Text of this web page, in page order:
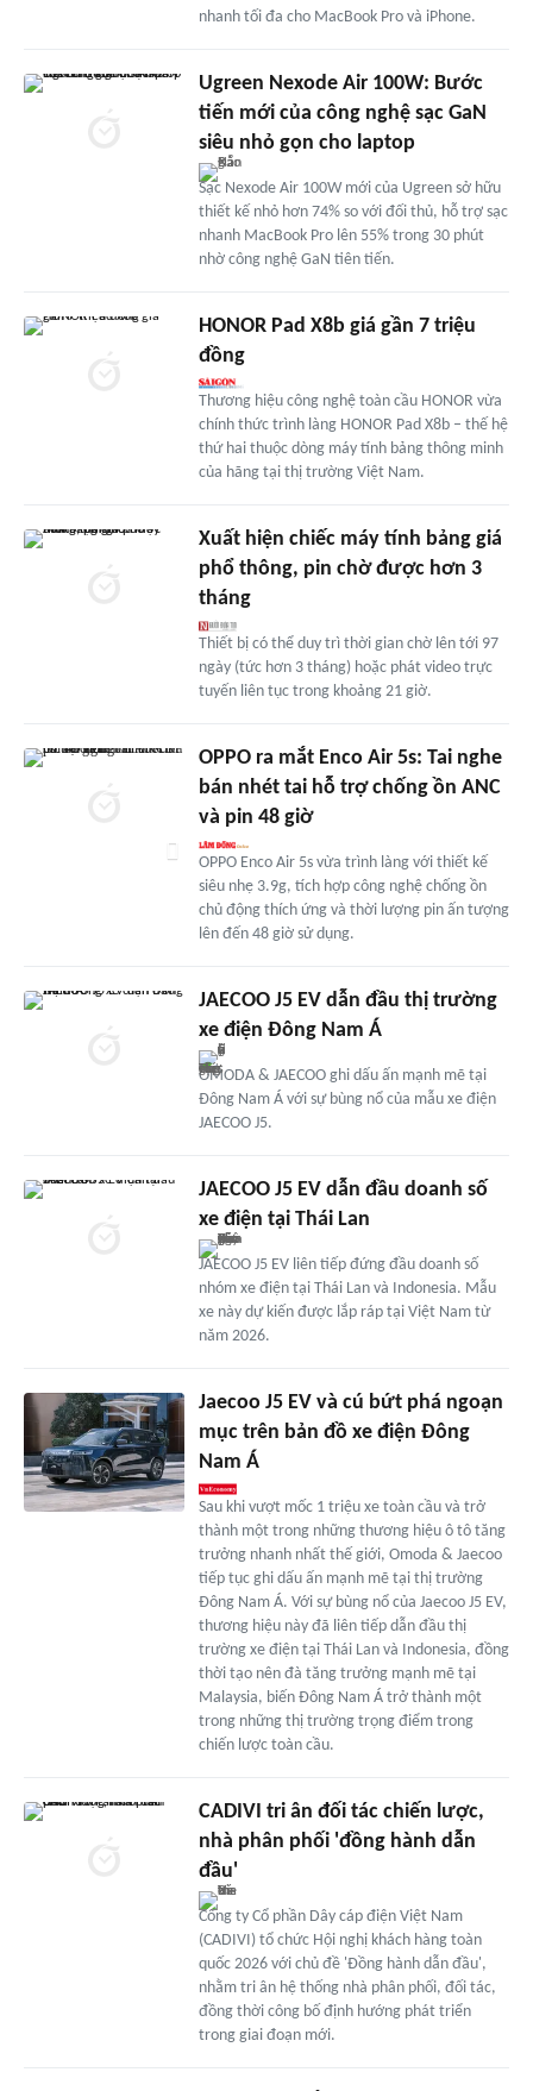
nhanh tối đa cho MacBook Pro và iPhone.
Ugreen Nexode Air 100W: Bước
tiến mới của công nghệ sạc GaN
siêu nhỏ gọn cho laptop
Sạc Nexode Air 100W mới của Ugreen sở hữu
thiết kế nhỏ hơn 74% so với đối thủ, hỗ trợ sạc
nhanh MacBook Pro lên 55% trong 30 phút
nhờ công nghệ GaN tiên tiến.
HONOR Pad X8b giá gần 7 triệu
đồng
Thương hiệu công nghệ toàn cầu HONOR vừa
chính thức trình làng HONOR Pad X8b – thế hệ
thứ hai thuộc dòng máy tính bảng thông minh
của hãng tại thị trường Việt Nam.
Xuất hiện chiếc máy tính bảng giá
phổ thông, pin chờ được hơn 3
tháng
Thiết bị có thể duy trì thời gian chờ lên tới 97
ngày (tức hơn 3 tháng) hoặc phát video trực
tuyến liên tục trong khoảng 21 giờ.
OPPO ra mắt Enco Air 5s: Tai nghe
bán nhét tai hỗ trợ chống ồn ANC
và pin 48 giờ
OPPO Enco Air 5s vừa trình làng với thiết kế
siêu nhẹ 3.9g, tích hợp công nghệ chống ồn
chủ động thích ứng và thời lượng pin ấn tượng
lên đến 48 giờ sử dụng.
JAECOO J5 EV dẫn đầu thị trường
xe điện Đông Nam Á
OMODA & JAECOO ghi dấu ấn mạnh mẽ tại
Đông Nam Á với sự bùng nổ của mẫu xe điện
JAECOO J5.
JAECOO J5 EV dẫn đầu doanh số
xe điện tại Thái Lan
JAECOO J5 EV liên tiếp đứng đầu doanh số
nhóm xe điện tại Thái Lan và Indonesia. Mẫu
xe này dự kiến được lắp ráp tại Việt Nam từ
năm 2026.
Jaecoo J5 EV và cú bứt phá ngoạn
mục trên bản đồ xe điện Đông
Nam Á
Sau khi vượt mốc 1 triệu xe toàn cầu và trở
thành một trong những thương hiệu ô tô tăng
trưởng nhanh nhất thế giới, Omoda & Jaecoo
tiếp tục ghi dấu ấn mạnh mẽ tại thị trường
Đông Nam Á. Với sự bùng nổ của Jaecoo J5 EV,
thương hiệu này đã liên tiếp dẫn đầu thị
trường xe điện tại Thái Lan và Indonesia, đồng
thời tạo nên đà tăng trưởng mạnh mẽ tại
Malaysia, biến Đông Nam Á trở thành một
trong những thị trường trọng điểm trong
chiến lược toàn cầu.
CADIVI tri ân đối tác chiến lược,
nhà phân phối 'đồng hành dẫn
đầu'
Công ty Cổ phần Dây cáp điện Việt Nam
(CADIVI) tổ chức Hội nghị khách hàng toàn
quốc 2026 với chủ đề 'Đồng hành dẫn đầu',
nhằm tri ân hệ thống nhà phân phối, đối tác,
đồng thời công bố định hướng phát triển
trong giai đoạn mới.